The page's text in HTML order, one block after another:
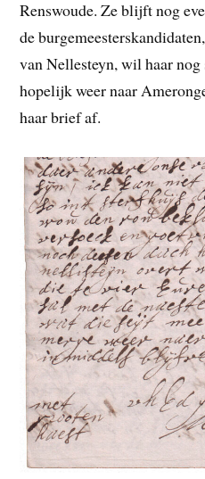
Renswoude. Ze blijft nog
de
van Nellesteyn, wil haar nog
hopelijk weer naar
haar brief af.